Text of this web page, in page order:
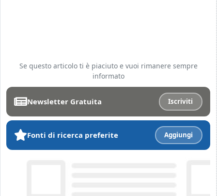
Se questo articolo ti è piaciuto e vuoi rimanere sempre
informato
Newsletter Gratuita Iscriviti
Fonti di ricerca preferite Aggiungi